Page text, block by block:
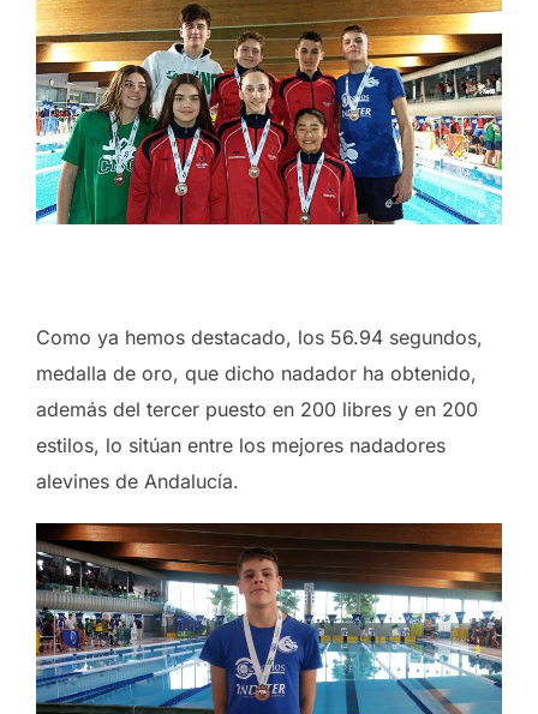
Como ya hemos destacado, los 56.94 segundos,
medalla de oro, que dicho nadador ha obtenido,
además del tercer puesto en 200 libres y en 200
estilos, lo sitúan entre los mejores nadadores
alevines de Andalucía.